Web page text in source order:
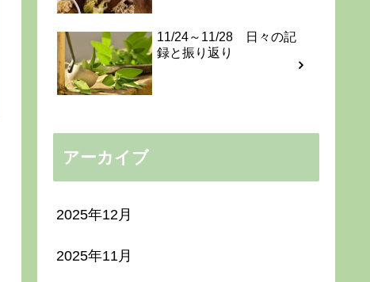
11/24～11/28 日々の記
録と振り返り
アーカイブ
2025年12月
2025年11月